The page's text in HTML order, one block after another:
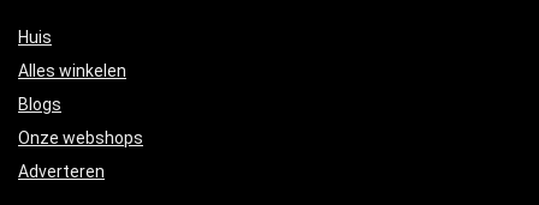
Huis
Alles winkelen
Blogs
Onze webshops
Adverteren